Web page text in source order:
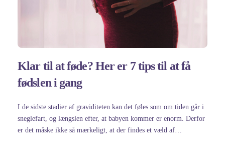
Klar til at føde? Her er 7 tips til at få
fødslen i gang
I de sidste stadier af graviditeten kan det føles som om tiden går i
sneglefart, og længslen efter, at babyen kommer er enorm. Derfor
er det måske ikke så mærkeligt, at der findes et væld af